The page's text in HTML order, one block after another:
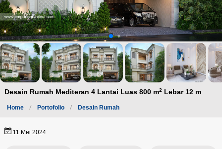
Desain Rumah Mediteran 4 Lantai Luas 800 m2 Lebar 12 m
Home Portofolio Desain Rumah
11 Mei 2024